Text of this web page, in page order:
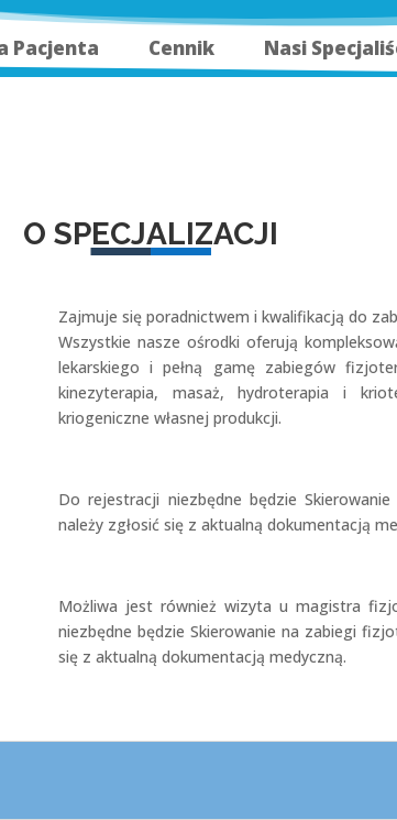
Pacjenta Cennik Nasi
O SPECJALIZACJI
Zajmuje się poradnictwem i kwalifikacją do
Wszystkie nasze ośrodki oferują
lekarskiego i pełną gamę zabiegów
kinezyterapia, masaż, hydroterapia i
kriogeniczne własnej produkcji.
Do rejestracji niezbędne będzie
należy zgłosić się z aktualną dokumentacją
Możliwa jest również wizyta u magistra
niezbędne będzie Skierowanie na zabiegi
się z aktualną dokumentacją medyczną.